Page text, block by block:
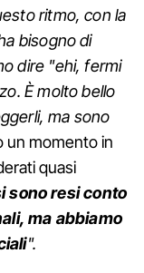
ritmo, con la
bisogno di
dire "ehi, fermi
È molto bello
ma sono
un momento in
quasi
sono resi conto
ma abbiamo
".